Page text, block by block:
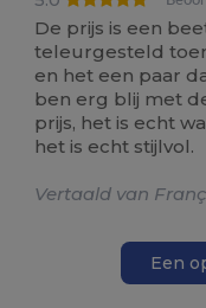
De prijs is een
teleurgesteld
en het een paar
ben erg blij met
prijs, het is echt
het is echt stijlvol.
Vertaald van
Een